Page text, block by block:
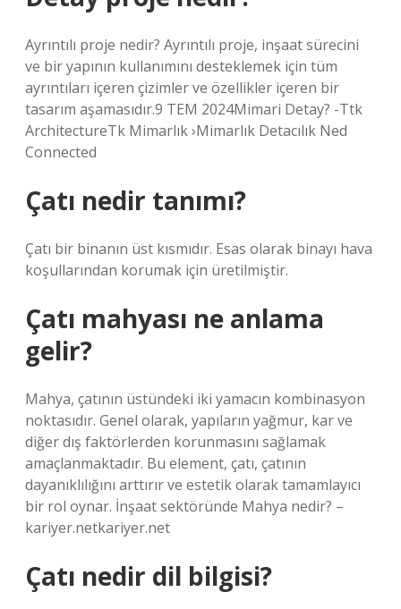
Ayrıntılı proje nedir? Ayrıntılı proje, inşaat sürecini
ve bir yapının kullanımını desteklemek için tüm
ayrıntıları içeren çizimler ve özellikler içeren bir
tasarım aşamasıdır.9 TEM 2024Mimari Detay? -Ttk
ArchitectureTk Mimarlık ›Mimarlık Detacılık Ned
Connected
Çatı nedir tanımı?
Çatı bir binanın üst kısmıdır. Esas olarak binayı hava
koşullarından korumak için üretilmiştir.
Çatı mahyası ne anlama
gelir?
Mahya, çatının üstündeki iki yamacın kombinasyon
noktasıdır. Genel olarak, yapıların yağmur, kar ve
diğer dış faktörlerden korunmasını sağlamak
amaçlanmaktadır. Bu element, çatı, çatının
dayanıklılığını arttırır ve estetik olarak tamamlayıcı
bir rol oynar. İnşaat sektöründe Mahya nedir? –
kariyer.netkariyer.net
Çatı nedir dil bilgisi?